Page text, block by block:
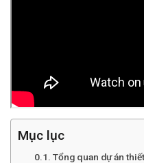
Mục lục
Tổng quan dự án